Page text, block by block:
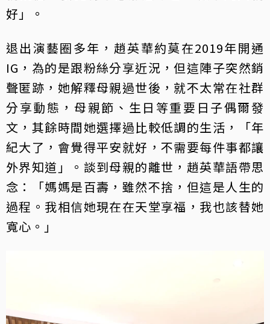
好」。
退出演藝圈多年，趙英華約莫在2019年開通
IG，為的是跟粉絲分享近況，但這陣子突然銷
聲匿跡，她解釋母親過世後，就不太常在社群
分享動態，母親節、生日等重要日子偶爾發
文，其餘時間她選擇過比較低調的生活，「年
紀大了，會覺得平安就好，不需要每件事都讓
外界知道」。談到母親的離世，趙英華語帶思
念：「媽媽是百壽，雖然不捨，但這是人生的
過程。我相信她現在在天堂享福，我也該替她
寬心。」